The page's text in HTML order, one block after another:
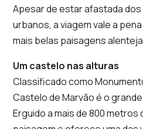
Apesar de estar afastada
urbanos, a viagem vale a
mais belas paisagens
Um castelo nas alturas
Classificado como
Castelo de Marvão é o
Erguido a mais de 800 metros